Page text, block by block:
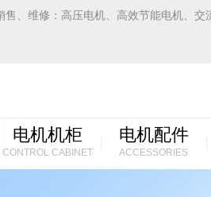
、维修：高压电机、高效节能电机、交
电机机柜
CONTROL CABINET
电机配件
ACCESSORIES